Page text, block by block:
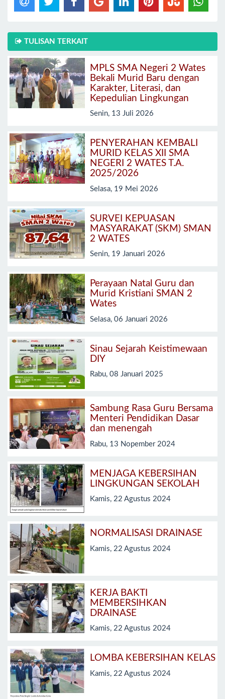
TULISAN TERKAIT
MPLS SMA Negeri 2 Wates
Bekali Murid Baru dengan
Karakter, Literasi, dan
Kepedulian Lingkungan
Senin, 13 Juli 2026
PENYERAHAN KEMBALI
MURID KELAS XII SMA
NEGERI 2 WATES T.A.
2025/2026
Selasa, 19 Mei 2026
SURVEI KEPUASAN
MASYARAKAT (SKM) SMAN
2 WATES
Senin, 19 Januari 2026
Perayaan Natal Guru dan
Murid Kristiani SMAN 2
Wates
Selasa, 06 Januari 2026
Sinau Sejarah Keistimewaan
DIY
Rabu, 08 Januari 2025
Sambung Rasa Guru Bersama
Menteri Pendidikan Dasar
dan menengah
Rabu, 13 Nopember 2024
MENJAGA KEBERSIHAN
LINGKUNGAN SEKOLAH
Kamis, 22 Agustus 2024
NORMALISASI DRAINASE
Kamis, 22 Agustus 2024
KERJA BAKTI
MEMBERSIHKAN
DRAINASE
Kamis, 22 Agustus 2024
LOMBA KEBERSIHAN KELAS
Kamis, 22 Agustus 2024